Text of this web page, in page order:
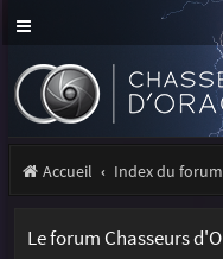
Accueil Index du forum
Le forum Chasseurs